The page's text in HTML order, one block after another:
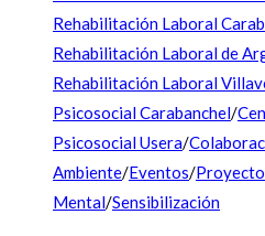
Rehabilitación Laboral
Rehabilitación Laboral de
Rehabilitación Laboral
Psicosocial Carabanchel/
Psicosocial Usera/
Ambiente/Eventos/
Mental/Sensibilización